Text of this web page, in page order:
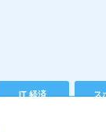
IT 経済 ス